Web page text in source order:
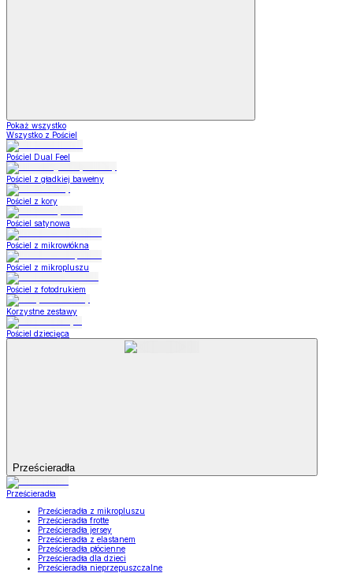
Pokaż wszystko
Wszystko z Pościel
Pościel Dual Feel
Pościel z gładkiej bawełny
Pościel z kory
Pościel satynowa
Pościel z mikrowłókna
Pościel z mikropluszu
Pościel z fotodrukiem
Korzystne zestawy
Pościel dziecięca
Prześcieradła
Prześcieradła
Prześcieradła z mikropluszu
Prześcieradła frotte
Prześcieradła jersey
Prześcieradła z elastanem
Prześcieradła płócienne
Prześcieradła dla dzieci
Prześcieradła nieprzepuszczalne